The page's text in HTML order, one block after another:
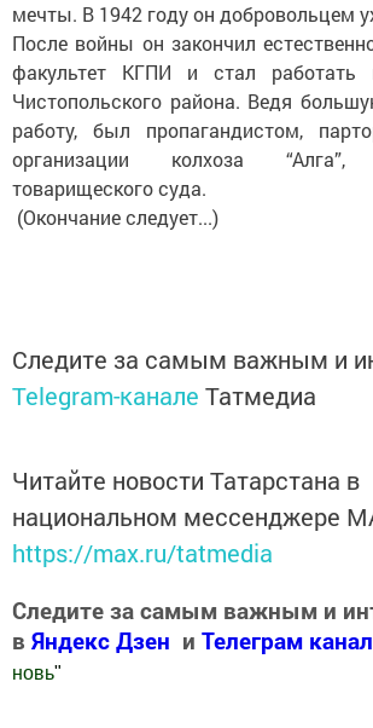
мечты. В 1942 году он добровольцем
После войны он закончил
факультет КГПИ и стал работать
Чистопольского района. Ведя
работу, был пропагандистом,
организации колхоза “Алга”,
товарищеского суда.
(Окончание следует...)
Следите за самым важным и
Telegram-канале Татмедиа
Читайте новости Татарстана в
национальном мессенджере
https://max.ru/tatmedia
Следите за самым важным и
в Яндекс Дзен и Телеграм
новь"